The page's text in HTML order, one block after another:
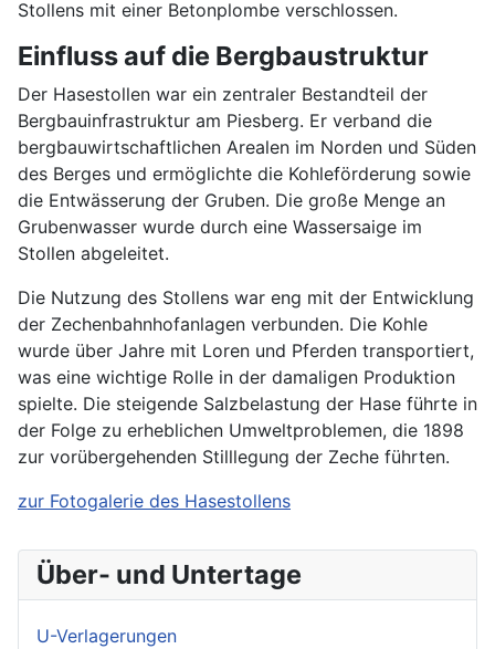
Stollens mit einer Betonplombe verschlossen.
Einfluss auf die Bergbaustruktur
Der Hasestollen war ein zentraler Bestandteil der
Bergbauinfrastruktur am Piesberg. Er verband die
bergbauwirtschaftlichen Arealen im Norden und Süden
des Berges und ermöglichte die Kohleförderung sowie
die Entwässerung der Gruben. Die große Menge an
Grubenwasser wurde durch eine Wassersaige im
Stollen abgeleitet.
Die Nutzung des Stollens war eng mit der Entwicklung
der Zechenbahnhofanlagen verbunden. Die Kohle
wurde über Jahre mit Loren und Pferden transportiert,
was eine wichtige Rolle in der damaligen Produktion
spielte. Die steigende Salzbelastung der Hase führte in
der Folge zu erheblichen Umweltproblemen, die 1898
zur vorübergehenden Stilllegung der Zeche führten.
zur Fotogalerie des Hasestollens
Über- und Untertage
U-Verlagerungen